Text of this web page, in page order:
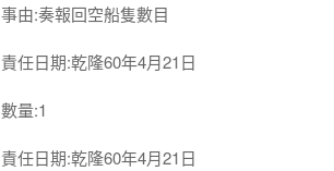
事由:奏報回空船隻數目
責任日期:乾隆60年4月21日
數量:1
責任日期:乾隆60年4月21日